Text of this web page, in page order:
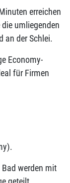
erreichen
umliegenden
an der Schlei.
Economy-
für Firmen
Bad werden mit